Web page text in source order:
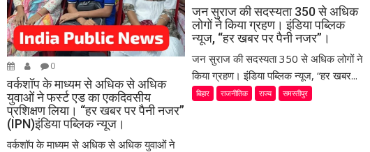
0
वर्कशॉप के माध्यम से अधिक से अधिक
युवाओं ने फर्स्ट एड का एकदिवसीय
प्रशिक्षण लिया। “हर खबर पर पैनी नजर”
(IPN)इंडिया पब्लिक न्यूज।
वर्कशॉप के माध्यम से अधिक से अधिक युवाओं ने
जन सुराज की सदस्यता 350 से अधिक
लोगों ने किया ग्रहण। इंडिया पब्लिक
न्यूज, “हर खबर पर पैनी नजर”।
जन सुराज की सदस्यता 350 से अधिक लोगों ने
किया ग्रहण। इंडिया पब्लिक न्यूज, “हर खबर...
बिहार राजनीतिक राज्य समस्तीपुर